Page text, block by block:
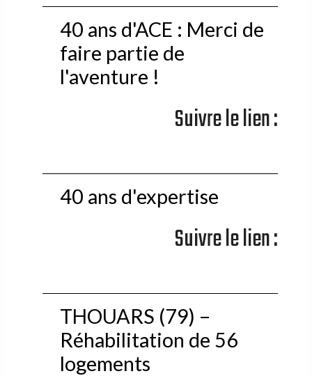
40 ans d'ACE : Merci de
faire partie de
l'aventure !
Suivre le lien :
40 ans d'expertise
Suivre le lien :
THOUARS (79) –
Réhabilitation de 56
logements